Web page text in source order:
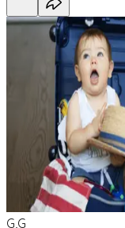
G,G